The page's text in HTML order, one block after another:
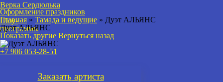
Верка Сердюлька
Шоу-
программы
Оформление праздников
Главная » Тамада и ведущие » Дуэт АЛЬЯНС
Дуэт АЛЬЯНС
Показать другие Вернуться назад
+7 906 053-28-51
Заказать артиста